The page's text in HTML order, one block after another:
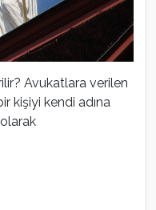
Avukatlara verilen
kişiyi kendi adına